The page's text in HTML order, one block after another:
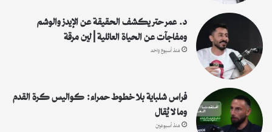
د. عمر حتر يكشف الحقيقة عن الإيدز والوشم
ومفاجآت عن الحياة العائلية | لين مرقة
منذ أسبوع واحد
فراس شلباية بلا خطوط حمراء: كواليس كرة القدم
وما لا يُقال
منذ أسبوعين